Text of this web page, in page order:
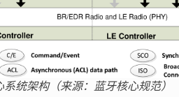
系统架构（来源：蓝牙核心规范）